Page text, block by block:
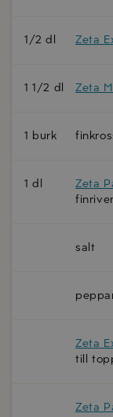
1/2 dl Zeta
1 1/2 dl Zeta
1 burk
1 dl Zeta
salt
Zeta
till
Zeta